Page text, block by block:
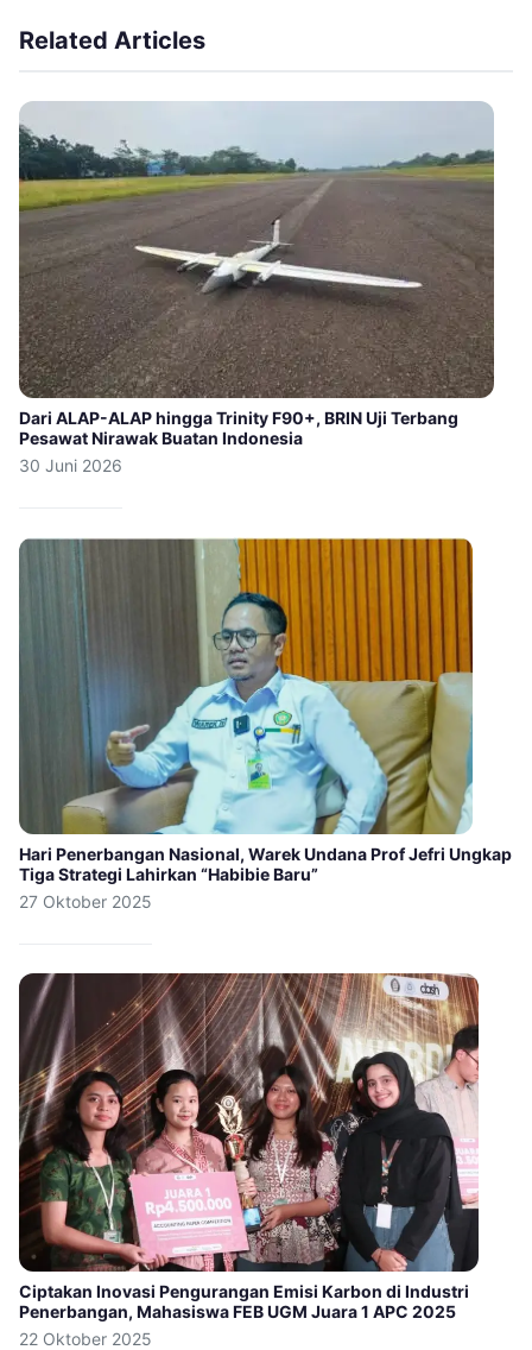
Related Articles
Dari ALAP-ALAP hingga Trinity F90+, BRIN Uji Terbang
Pesawat Nirawak Buatan Indonesia
30 Juni 2026
Hari Penerbangan Nasional, Warek Undana Prof Jefri Ungkap
Tiga Strategi Lahirkan “Habibie Baru”
27 Oktober 2025
Ciptakan Inovasi Pengurangan Emisi Karbon di Industri
Penerbangan, Mahasiswa FEB UGM Juara 1 APC 2025
22 Oktober 2025